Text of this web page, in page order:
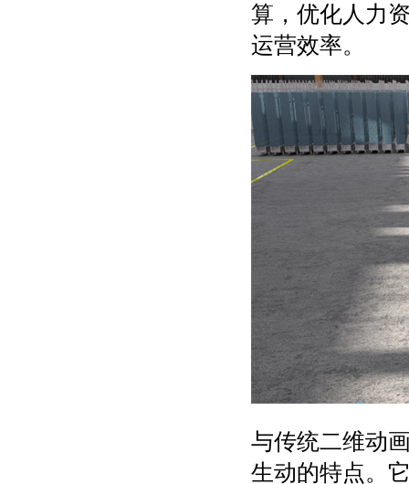
算，优化人力
运营效率。
与传统二维动
生动的特点。